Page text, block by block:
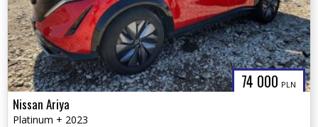
74 000 PLN
Nissan Ariya
Platinum + 2023